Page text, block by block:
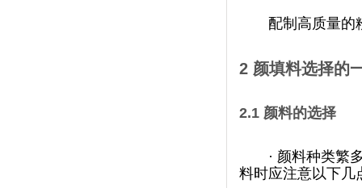
配制高质量的
2 颜填料选择的
2.1 颜料的选择
· 颜料种类繁多
料时应注意以下几点